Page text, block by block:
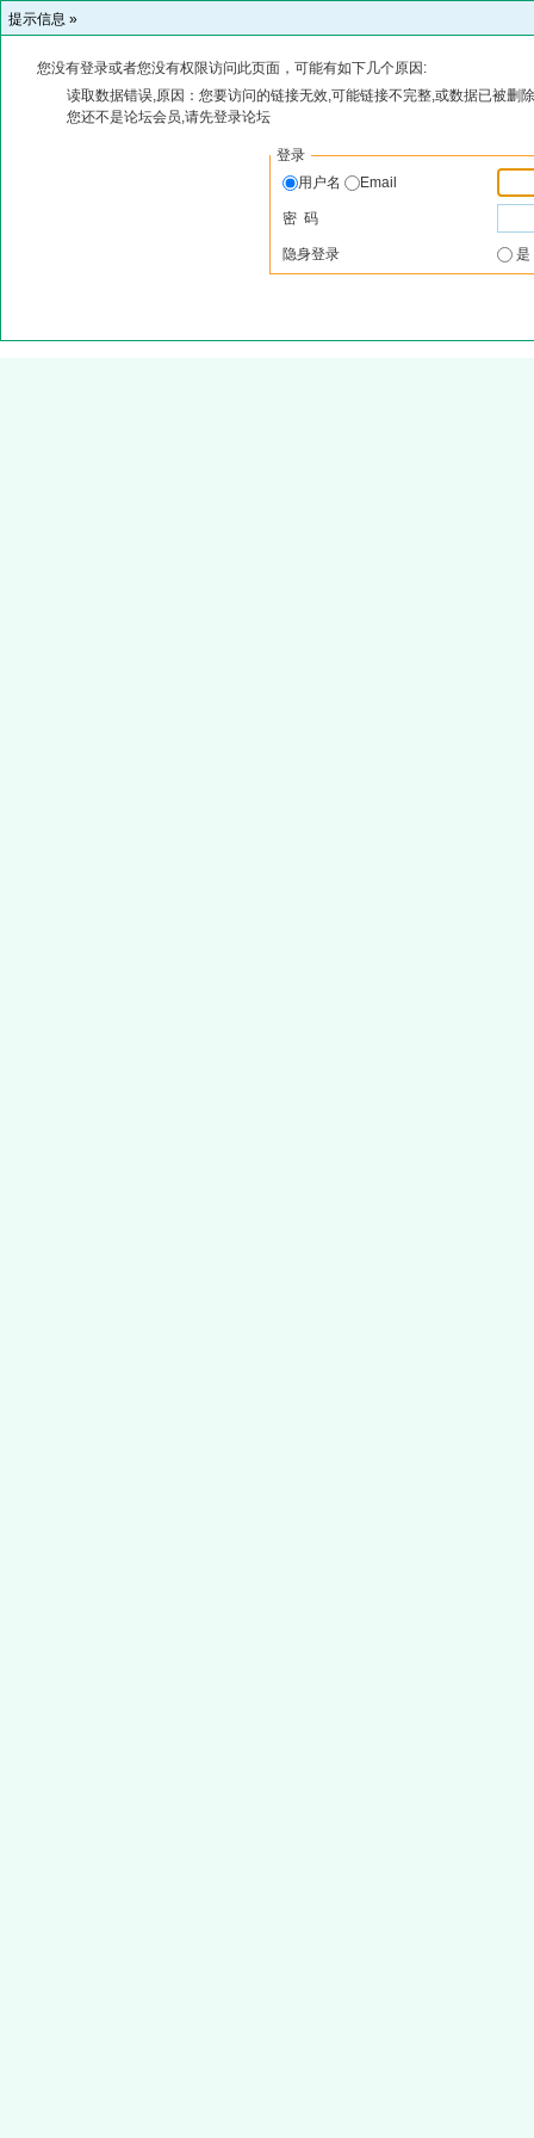
提示信息 »
您没有登录或者您没有权限访问此页面，可能有如下几个原因:
读取数据错误,原因：您要访问的链接无效,可能链接不完整,或数据已被删
您还不是论坛会员,请先登录论坛
登录
用户名
Email
密 码
隐身登录